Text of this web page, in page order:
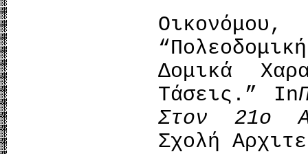
Δομικά
Τάσεις.” In
Στον 21ο
Σχολή